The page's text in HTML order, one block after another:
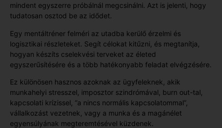
mindent egyszerre próbálnál megcsinálni. Azt is jelenti, hogy
tudatosan osztod be az idődet.
Egy mentáltréner felméri az utadba kerülő érzelmi és
logisztikai részleteket. Segít célokat kitűzni, és megtanítja,
hogyan készíts cselekvési terveket az életed
egyszerűsítésére és a több hatékonyabb feladat elvégzésére.
Ez különösen hasznos azoknak az ügyfeleknek, akik
munkahelyi stresszel, imposztor szindrómával, burn out-tal,
kapcsolati krízissel, “a nincs normális kapcsolatommal”,
vállalkozást vezetnek, vagy a munka és a magánélet
egyensúlyának megteremtésével küzdenek.